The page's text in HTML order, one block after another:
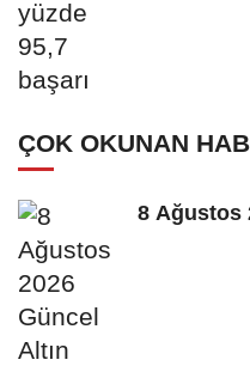
ÇOK OKUNAN
8 Ağustos